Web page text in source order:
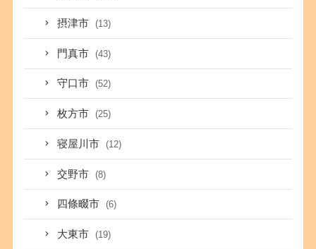
摂津市 (13)
門真市 (43)
守口市 (52)
枚方市 (25)
寝屋川市 (12)
交野市 (8)
四條畷市 (6)
大東市 (19)